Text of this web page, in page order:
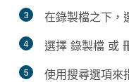
3 在錄製檔之下，
4 選擇 錄製檔 或
5
使用搜尋選項來